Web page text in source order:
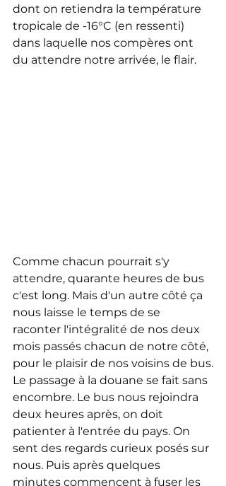
dont on retiendra la température
tropicale de -16°C (en ressenti)
dans laquelle nos compères ont
du attendre notre arrivée, le flair.
Comme chacun pourrait s'y
attendre, quarante heures de bus
c'est long. Mais d'un autre côté ça
nous laisse le temps de se
raconter l'intégralité de nos deux
mois passés chacun de notre côté,
pour le plaisir de nos voisins de bus.
Le passage à la douane se fait sans
encombre. Le bus nous rejoindra
deux heures après, on doit
patienter à l'entrée du pays. On
sent des regards curieux posés sur
nous. Puis après quelques
minutes commencent à fuser les